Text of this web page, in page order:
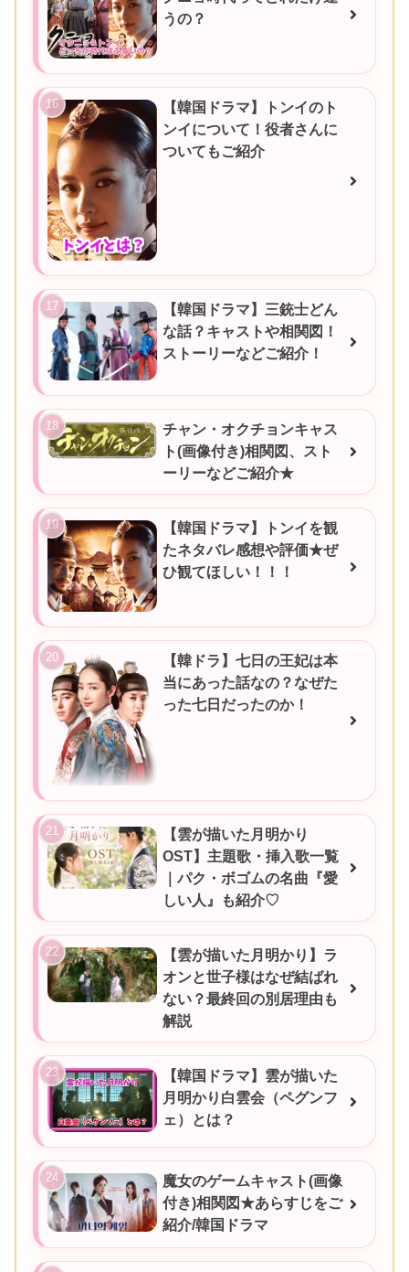
うの？
【韓国ドラマ】トンイのト
ンイについて！役者さんに
ついてもご紹介
【韓国ドラマ】三銃士どん
な話？キャストや相関図！
ストーリーなどご紹介！
チャン・オクチョンキャス
ト(画像付き)相関図、スト
ーリーなどご紹介★
【韓国ドラマ】トンイを観
たネタバレ感想や評価★ぜ
ひ観てほしい！！！
【韓ドラ】七日の王妃は本
当にあった話なの？なぜた
った七日だったのか！
【雲が描いた月明かり
OST】主題歌・挿入歌一覧
｜パク・ボゴムの名曲『愛
しい人』も紹介♡
【雲が描いた月明かり】ラ
オンと世子様はなぜ結ばれ
ない？最終回の別居理由も
解説
【韓国ドラマ】雲が描いた
月明かり白雲会（ペグンフ
ェ）とは？
魔女のゲームキャスト(画像
付き)相関図★あらすじをご
紹介/韓国ドラマ